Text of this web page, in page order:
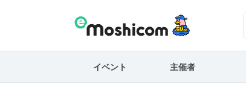
イベント 主催者